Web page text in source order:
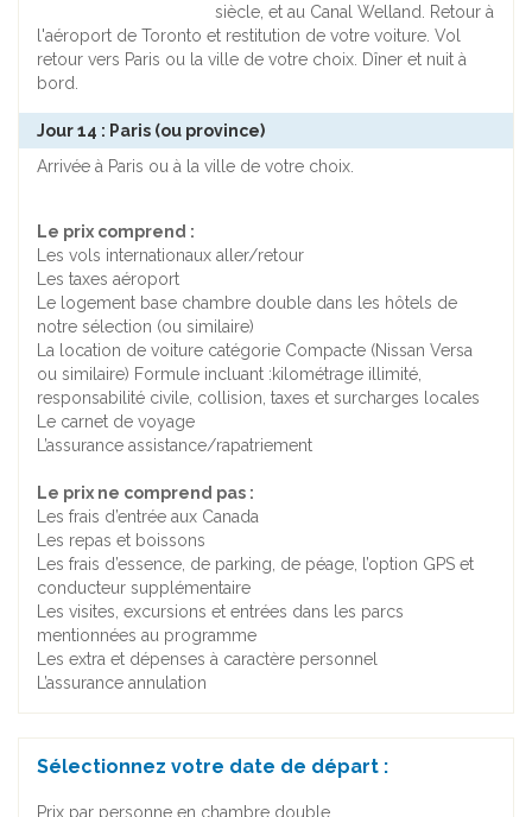
siècle, et au Canal Welland. Retour à
l'aéroport de Toronto et restitution de votre voiture. Vol
retour vers Paris ou la ville de votre choix. Dîner et nuit à
bord.
Jour 14 : Paris (ou province)
Arrivée à Paris ou à la ville de votre choix.
Le prix comprend :
Les vols internationaux aller/retour
Les taxes aéroport
Le logement base chambre double dans les hôtels de
notre sélection (ou similaire)
La location de voiture catégorie Compacte (Nissan Versa
ou similaire) Formule incluant :kilométrage illimité,
responsabilité civile, collision, taxes et surcharges locales
Le carnet de voyage
L’assurance assistance/rapatriement
Le prix ne comprend pas :
Les frais d’entrée aux Canada
Les repas et boissons
Les frais d’essence, de parking, de péage, l’option GPS et
conducteur supplémentaire
Les visites, excursions et entrées dans les parcs
mentionnées au programme
Les extra et dépenses à caractère personnel
L’assurance annulation
Sélectionnez votre date de départ :
Prix par personne en chambre double